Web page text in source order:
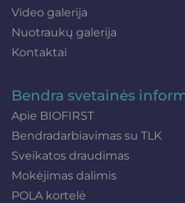
Video galerija
Nuotraukų galerija
Kontaktai
Bendra svetainės
Apie BIOFIRST
Bendradarbiavimas su TLK
Sveikatos draudimas
Mokėjimas dalimis
POLA kortelė